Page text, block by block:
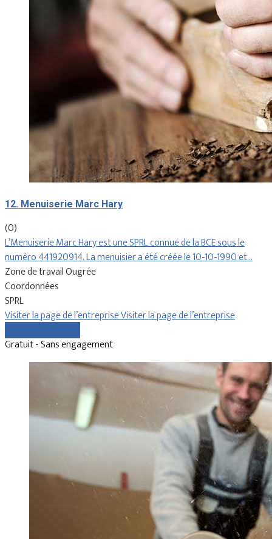
12. Menuiserie Marc Hary
(0)
L’Menuiserie Marc Hary est une SPRL connue de la BCE sous le
numéro 441920914. La menuisier a été créée le 10-10-1990 et…
Zone de travail Ougrée
Coordonnées
SPRL
Visiter la page de l’entrepriseVisiter la page de l’entreprise
Gratuit - Sans engagement